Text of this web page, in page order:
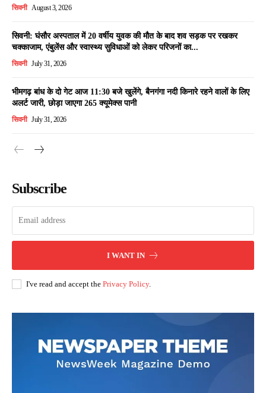
सिवनी August 3, 2026
सिवनी: घंसौर अस्पताल में 20 वर्षीय युवक की मौत के बाद शव सड़क पर रखकर
चक्काजाम, एंबुलेंस और स्वास्थ्य सुविधाओं को लेकर परिजनों का...
सिवनी July 31, 2026
भीमगढ़ बांध के दो गेट आज 11:30 बजे खुलेंगे, बैनगंगा नदी किनारे रहने वालों के लिए
अलर्ट जारी, छोड़ा जाएगा 265 क्यूमेक्स पानी
सिवनी July 31, 2026
Subscribe
I WANT IN
I've read and accept the Privacy Policy.